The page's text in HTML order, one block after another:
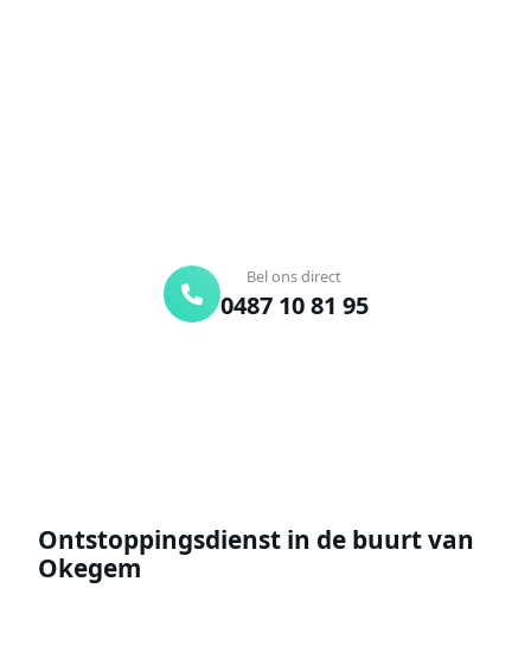
Bel ons direct
0487 10 81 95
Ontstoppingsdienst in de buurt van
Okegem